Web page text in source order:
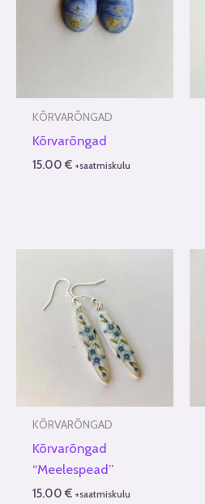
KÕRVARÕNGAD
Kõrvarõngad
15.00€ +saatmiskulu
KÕRVARÕNGAD
Kõrvarõngad
“Meelespead”
15.00€ +saatmiskulu